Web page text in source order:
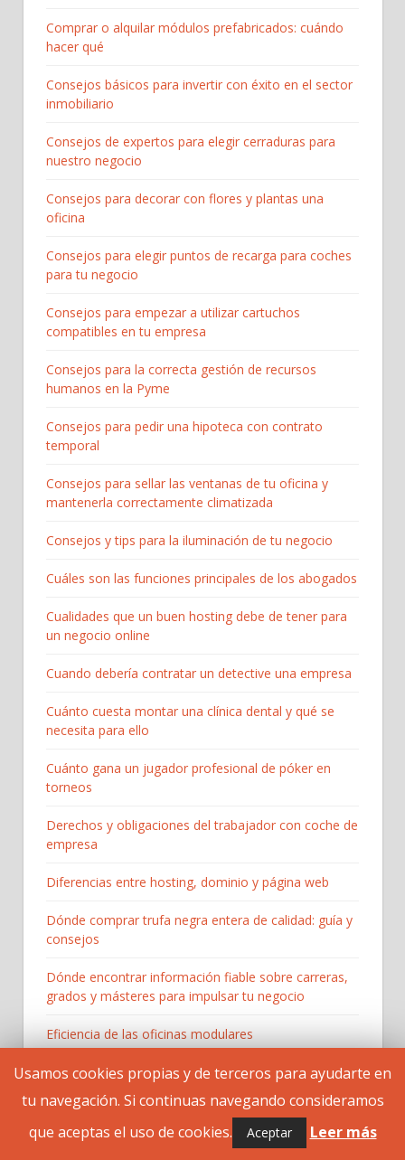
Comprar o alquilar módulos prefabricados: cuándo
hacer qué
Consejos básicos para invertir con éxito en el sector
inmobiliario
Consejos de expertos para elegir cerraduras para
nuestro negocio
Consejos para decorar con flores y plantas una
oficina
Consejos para elegir puntos de recarga para coches
para tu negocio
Consejos para empezar a utilizar cartuchos
compatibles en tu empresa
Consejos para la correcta gestión de recursos
humanos en la Pyme
Consejos para pedir una hipoteca con contrato
temporal
Consejos para sellar las ventanas de tu oficina y
mantenerla correctamente climatizada
Consejos y tips para la iluminación de tu negocio
Cuáles son las funciones principales de los abogados
Cualidades que un buen hosting debe de tener para
un negocio online
Cuando debería contratar un detective una empresa
Cuánto cuesta montar una clínica dental y qué se
necesita para ello
Cuánto gana un jugador profesional de póker en
torneos
Derechos y obligaciones del trabajador con coche de
empresa
Diferencias entre hosting, dominio y página web
Dónde comprar trufa negra entera de calidad: guía y
consejos
Dónde encontrar información fiable sobre carreras,
grados y másteres para impulsar tu negocio
Eficiencia de las oficinas modulares
Eholo: plataforma de referencia para la gestión de
centros de psicología
Usamos cookies propias y de terceros para ayudarte en
tu navegación. Si continuas navegando consideramos
que aceptas el uso de cookies.
Aceptar Leer más